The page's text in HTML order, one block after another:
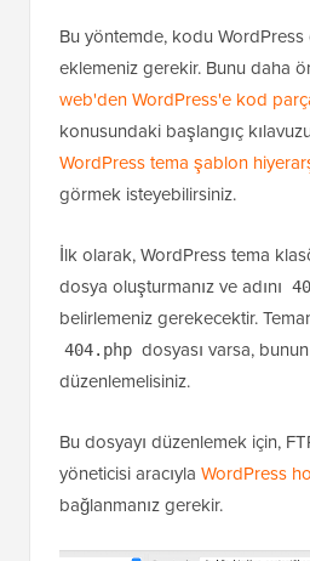
Bu yöntemde, kodu WordPress
eklemeniz gerekir. Bunu daha
web'den WordPress'e kod
konusundaki başlangıç
WordPress tema şablon
görmek isteyebilirsiniz.
İlk olarak, WordPress tema
dosya oluşturmanız ve adını
belirlemeniz gerekecektir.
404.php dosyası varsa,
düzenlemelisiniz.
Bu dosyayı düzenlemek için,
yöneticisi aracıyla WordPress
bağlanmanız gerekir.